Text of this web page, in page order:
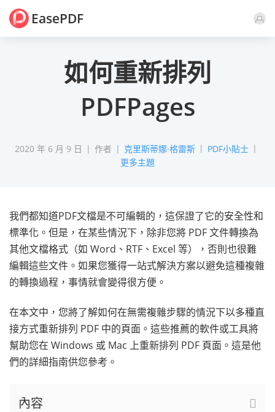
EasePDF
如何重新排列
PDFPages
2020 年 6 月 9 日 作者 克里斯蒂娜·格雷斯
PDF小貼士
更多主題
評論
我們都知道PDF文檔是不可編輯的，這保證了它的安全性和
標準化。但是，在某些情況下，除非您將 PDF 文件轉換為
其他文檔格式（如 Word、RTF、Excel 等），否則也很難
編輯這些文件。如果您獲得一站式解決方案以避免這種複雜
的轉換過程，事情就會變得很方便。
在本文中，您將了解如何在無需複雜步驟的情況下以多種直
接方式重新排列 PDF 中的頁面。這些推薦的軟件或工具將
幫助您在 Windows 或 Mac 上重新排列 PDF 頁面。這是他
們的詳細指南供您參考。
內容